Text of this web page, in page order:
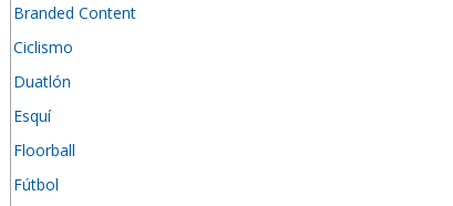
Branded Content
Ciclismo
Duatlón
Esquí
Floorball
Fútbol